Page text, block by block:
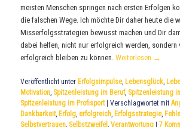
meisten Menschen springen nach ersten Erfolgen
die falschen Wege. Ich möchte Dir daher heute die
Misserfolgsstrategien bewusst machen und Dir
dabei helfen, nicht nur erfolgreich werden, sondern
erfolgreich bleiben zu können.Weiterlesen →
Veröffentlicht unter Erfolgsimpulse, Lebensglück,
Motivation, Spitzenleistung im Beruf, Spitzenleistung
Spitzenleistung im Profisport
|Verschlagwortet mit
Dankbarkeit, Erfolg, erfolgreich, Erfolgsstrategie,
Selbstvertrauen, Selbstzweifel,Verantwortung |7